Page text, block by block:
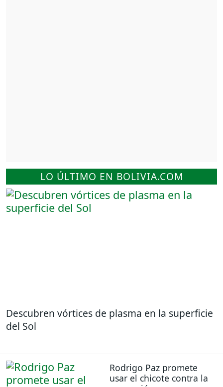
LO ÚLTIMO EN BOLIVIA.COM
Descubren vórtices de plasma en la superficie
del Sol
Rodrigo Paz promete
usar el chicote contra la